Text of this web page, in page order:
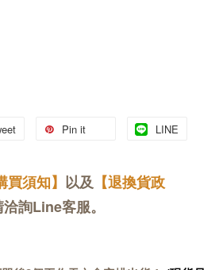
Pin it LINE
買須知】 以及 【退換貨政
詢Line客服。